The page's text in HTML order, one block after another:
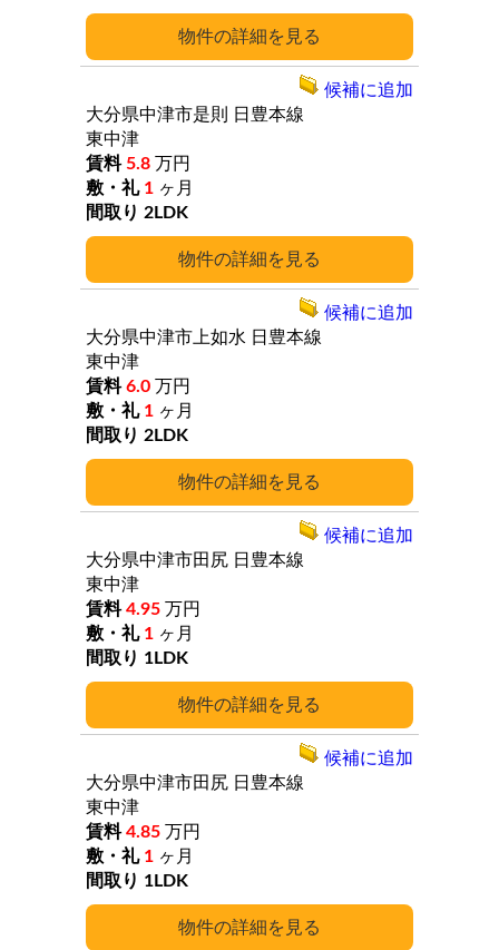
詳細
詳細
大分県中津市是則
日豊本線
東中津
5.8 万円
1 ヶ月
2LDK
候補に追加
詳細
大分県中津市上如水 日豊本線
東中津
6.0 万円
1 ヶ月
2LDK
候補に追加
詳細
大分県中津市田尻 日豊本線
東中津
4.95 万円
1 ヶ月
1LDK
候補に追加
詳細
大分県中津市田尻 日豊本線
東中津
4.85 万円
1 ヶ月
1LDK
候補に追加